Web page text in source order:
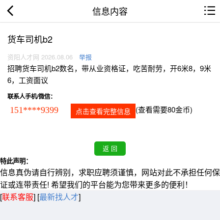
信息内容
货车司机b2
资阳人才网 2026.08.06 举报
招聘货车司机b2数名，带从业资格证，吃苦耐劳，开6米8，9米
6，工资面议
联系人手机/微信：
151****9399 点击查看完整信息 (查看需要80金币)
特此声明：
信息真伪请自行辨别，求职应聘须谨慎，网站对此不承担任何保
证或连带责任! 希望我们的平台能为您带来更多的便利！
[联系客服] [最新找人才]